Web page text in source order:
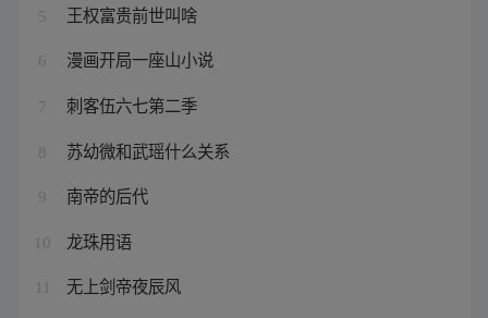
5 王权富贵前世叫啥
6 漫画开局一座山小说
7 刺客伍六七第二季
8 苏幼微和武瑶什么关系
9 南帝的后代
10 龙珠用语
无上剑帝夜辰风